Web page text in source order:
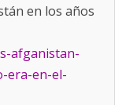
en los años
afganistan-
era-en-el-